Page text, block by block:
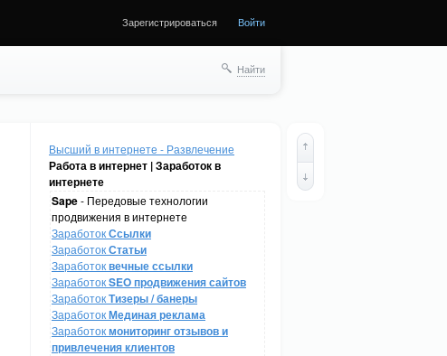
Зарегистрироваться Войти
Найти
Высший в интернете - Развлечение
Работа в интернет | Заработок в
интернете
Sape- Передовые технологии
продвижения в интернете
ЗаработокСсылки
ЗаработокСтатьи
Заработоквечные ссылки
ЗаработокSEO продвижения сайтов
ЗаработокТизеры / банеры
ЗаработокМединая реклама
Заработокмониторинг отзывов и
привлечения клиентов